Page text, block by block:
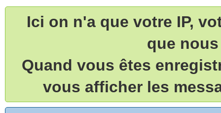
Ici on n'a que votre IP,
que
Quand vous êtes
vous afficher les